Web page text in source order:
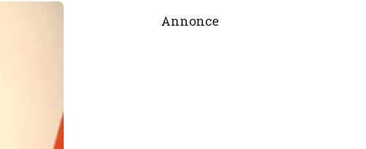
Annonce